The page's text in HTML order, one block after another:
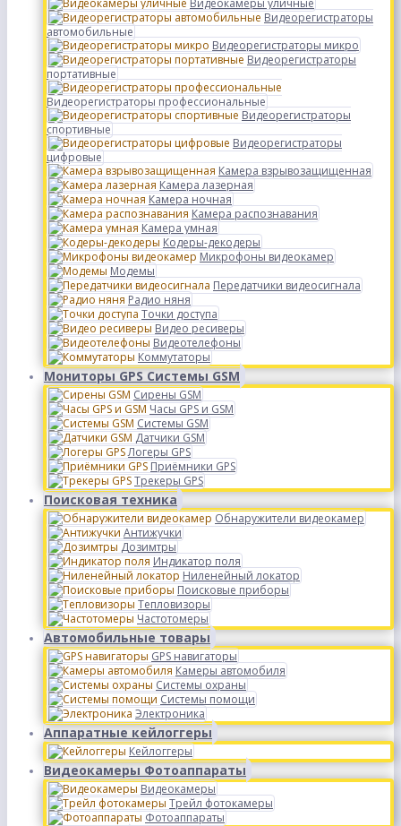
Видеокамеры уличные
Видеорегистраторы
автомобильные
Видеорегистраторы микро
Видеорегистраторы
портативные
Видеорегистраторы профессиональные
Видеорегистраторы
спортивные
Видеорегистраторы
цифровые
Камера взрывозащищенная
Камера лазерная
Камера ночная
Камера распознавания
Камера умная
Кодеры-декодеры
Микрофоны видеокамер
Модемы
Передатчики видеосигнала
Радио няня
Точки доступа
Видео ресиверы
Видеотелефоны
Коммутаторы
Мониторы GPS Системы GSM
Сирены GSM
Часы GPS и GSM
Системы GSM
Датчики GSM
Логеры GPS
Приёмники GPS
Трекеры GPS
Поисковая техника
Обнаружители видеокамер
Антижучки
Дозимтры
Индикатор поля
Ниленейный локатор
Поисковые приборы
Тепловизоры
Частотомеры
Автомобильные товары
GPS навигаторы
Камеры автомобиля
Системы охраны
Системы помощи
Электроника
Аппаратные кейлоггеры
Кейлоггеры
Видеокамеры Фотоаппараты
Видеокамеры
Трейл фотокамеры
Фотоаппараты